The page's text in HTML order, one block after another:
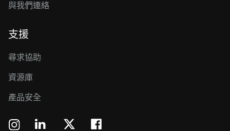
與我們連絡
支援
尋求協助
資源庫
產品安全